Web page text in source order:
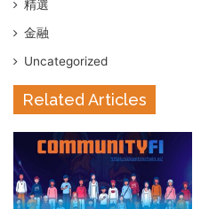
精選
金融
Uncategorized
Related Articles